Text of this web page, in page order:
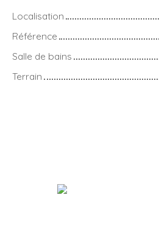
Localisation
Référence
Salle de bains
Terrain